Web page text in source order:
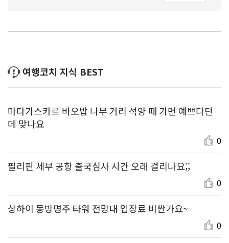
여행코치 지식 BEST
마다가스카르 바오밥 나무 거리 석양 때 가면 예쁘다던
데 맞나요
0
필리핀 세부 공항 출국심사 시간 오래 걸리나요;;
0
상하이 동방명주 타워 전망대 입장료 비싼가요~
0